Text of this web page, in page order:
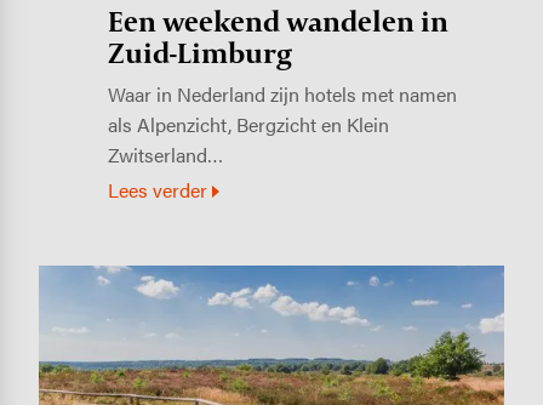
Een weekend wandelen in
Zuid-Limburg
Waar in Nederland zijn hotels met namen
als Alpenzicht, Bergzicht en Klein
Zwitserland…
Lees verder